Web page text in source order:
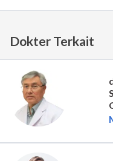
Dokter Terkait